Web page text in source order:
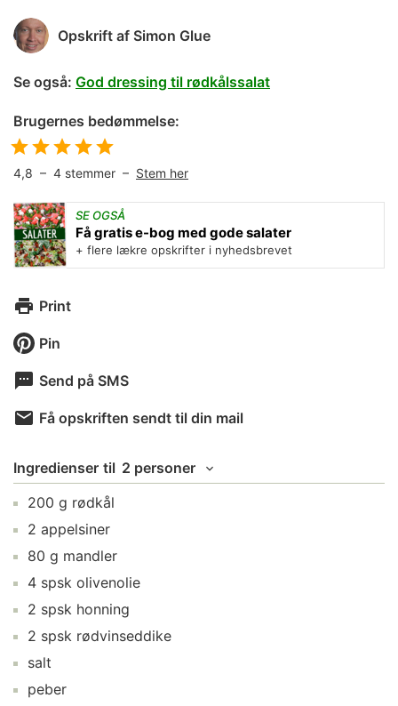
Opskrift af Simon Glue
Se også: God dressing til rødkålssalat
Brugernes bedømmelse:
4,8 – 4 stemmer – Stem her
SE OGSÅ
Få gratis e-bog med gode salater
+ flere lækre opskrifter i nyhedsbrevet
Print
Pin
Send på SMS
Få opskriften sendt til din mail
Ingredienser til 2 personer
200 g rødkål
2 appelsiner
80 g mandler
4 spsk olivenolie
2 spsk honning
2 spsk rødvinseddike
salt
peber